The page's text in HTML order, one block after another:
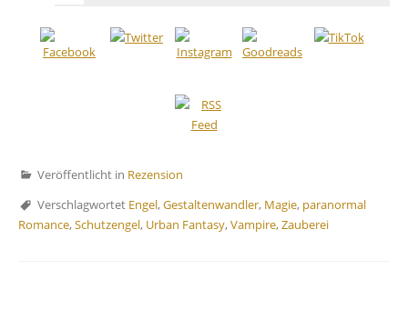
Veröffentlicht in Rezension
Verschlagwortet Engel,Gestaltenwandler, Magie, paranormal
Romance,Schutzengel, Urban Fantasy,Vampire,Zauberei